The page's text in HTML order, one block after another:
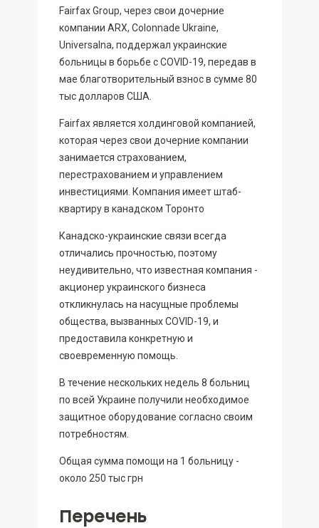
Fairfax Group, через свои дочерние
компании ARX, Colonnade Ukraine,
Universalna, поддержал украинские
больницы в борьбе с COVID-19, передав в
мае благотворительный взнос в сумме 80
тыс долларов США.
Fairfax является холдинговой компанией,
которая через свои дочерние компании
занимается страхованием,
перестрахованием и управлением
инвестициями. Компания имеет штаб-
квартиру в канадском Торонто
Канадско-украинские связи всегда
отличались прочностью, поэтому
неудивительно, что известная компания -
акционер украинского бизнеса
откликнулась на насущные проблемы
общества, вызванных COVID-19, и
предоставила конкретную и
своевременную помощь.
В течение нескольких недель 8 больниц
по всей Украине получили необходимое
защитное оборудование согласно своим
потребностям.
Общая сумма помощи на 1 больницу -
около 250 тыс грн
Перечень